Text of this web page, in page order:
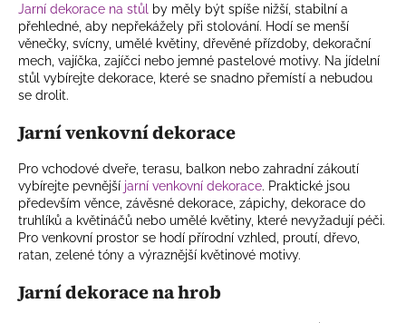
Jarní dekorace na stůl by měly být spíše nižší, stabilní a
přehledné, aby nepřekážely při stolování. Hodí se menší
věnečky, svícny, umělé květiny, dřevěné přízdoby, dekorační
mech, vajíčka, zajíčci nebo jemné pastelové motivy. Na jídelní
stůl vybírejte dekorace, které se snadno přemístí a nebudou
se drolit.
Jarní venkovní dekorace
Pro vchodové dveře, terasu, balkon nebo zahradní zákoutí
vybírejte pevnější jarní venkovní dekorace. Praktické jsou
především věnce, závěsné dekorace, zápichy, dekorace do
truhlíků a květináčů nebo umělé květiny, které nevyžadují péči.
Pro venkovní prostor se hodí přírodní vzhled, proutí, dřevo,
ratan, zelené tóny a výraznější květinové motivy.
Jarní dekorace na hrob